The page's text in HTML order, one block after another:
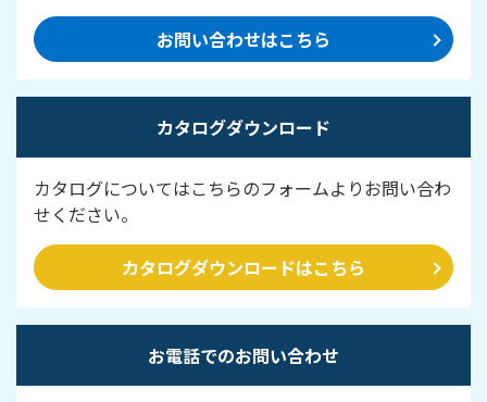
お問い合わせはこちら
カタログダウンロード
カタログについてはこちらのフォームよりお問い合わ
せください。
カタログダウンロードはこちら
お電話でのお問い合わせ